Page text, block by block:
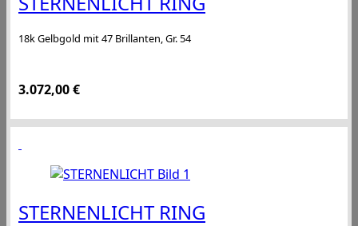
18k Gelbgold mit 47 Brillanten, Gr. 54
3.072,00€
STERNENLICHT RING